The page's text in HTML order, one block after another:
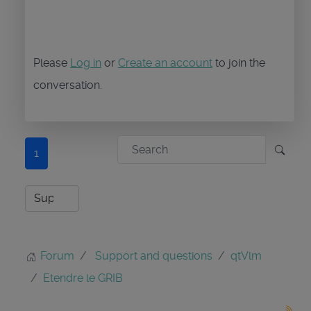
Please Log in or Create an account to join the
conversation.
1
Forum Support and questions
qtVlm
Etendre le GRIB